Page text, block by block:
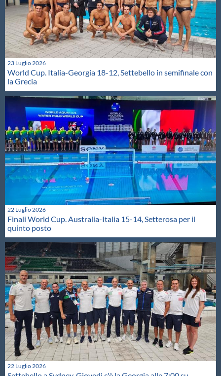
23 Luglio 2026
World Cup. Italia-Georgia 18-12, Settebello in semifinale con
la Grecia
22 Luglio 2026
Finali World Cup. Australia-Italia 15-14, Setterosa per il
quinto posto
22 Luglio 2026